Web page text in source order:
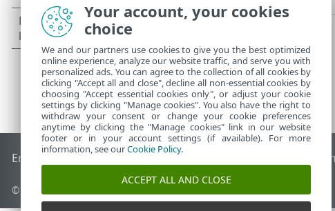
End of Life Baza wiedzy ESET Forum ESET
© 1992 - 2026 ESET, spol. s r.o. – Wszelkie prawa zastrzeżone.
Your account, your cookies
choice
We and our partners use cookies to give you the best optimized
online experience, analyze our website traffic, and serve you with
personalized ads. You can agree to the collection of all cookies by
clicking "Accept all and close", decline all non-essential cookies by
choosing "Accept essential cookies only", or adjust your cookie
settings by clicking "Manage cookies". You also have the right to
withdraw your consent or change your cookie preferences
anytime by clicking the "Manage cookies" link in our website
footer or in your account settings (if available). For more
information, see ourCookie Policy.
ACCEPT ALL AND CLOSE